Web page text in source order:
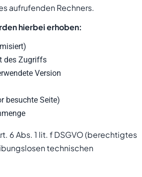
aufrufenden Rechners.
hierbei erhoben:
des Zugriffs
Version
besuchte Seite)
6 Abs. 1 lit. f DSGVO (berechtigtes
technischen